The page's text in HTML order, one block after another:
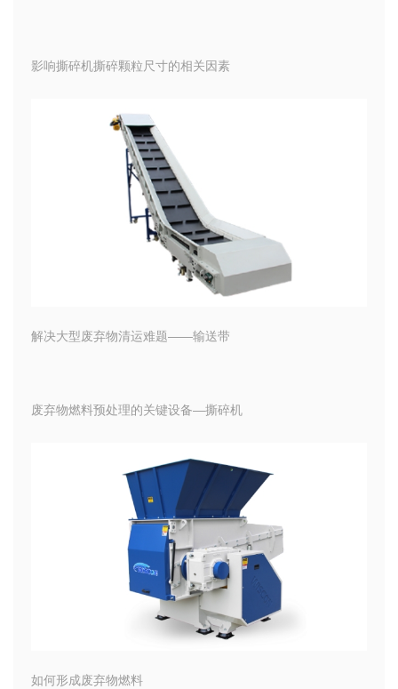
影响撕碎机撕碎颗粒尺寸的相关因素
解决大型废弃物清运难题——输送带
废弃物燃料预处理的关键设备—撕碎机
如何形成废弃物燃料